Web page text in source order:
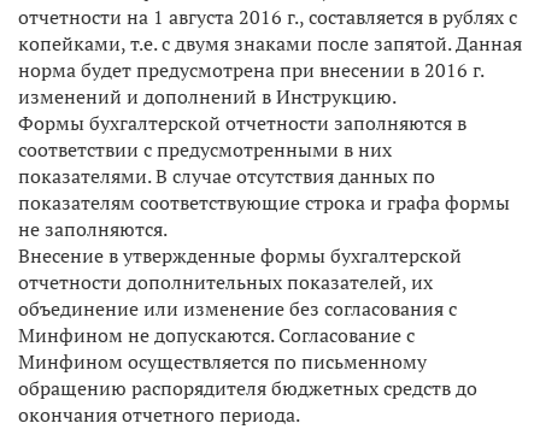
отчетности на 1 августа 2016 г., составляется в рублях с
копейками, т.е. с двумя знаками после запятой. Данная
норма будет предусмотрена при внесении в 2016 г.
изменений и дополнений в Инструкцию.
Формы бухгалтерской отчетности заполняются в
соответствии с предусмотренными в них
показателями. В случае отсутствия данных по
показателям соответствующие строка и графа формы
не заполняются.
Внесение в утвержденные формы бухгалтерской
отчетности дополнительных показателей, их
объединение или изменение без согласования с
Минфином не допускаются. Согласование с
Минфином осуществляется по письменному
обращению распорядителя бюджетных средств до
окончания отчетного периода.